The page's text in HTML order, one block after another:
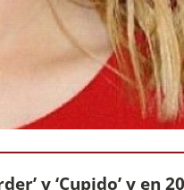
y ‘Cupido’ y en